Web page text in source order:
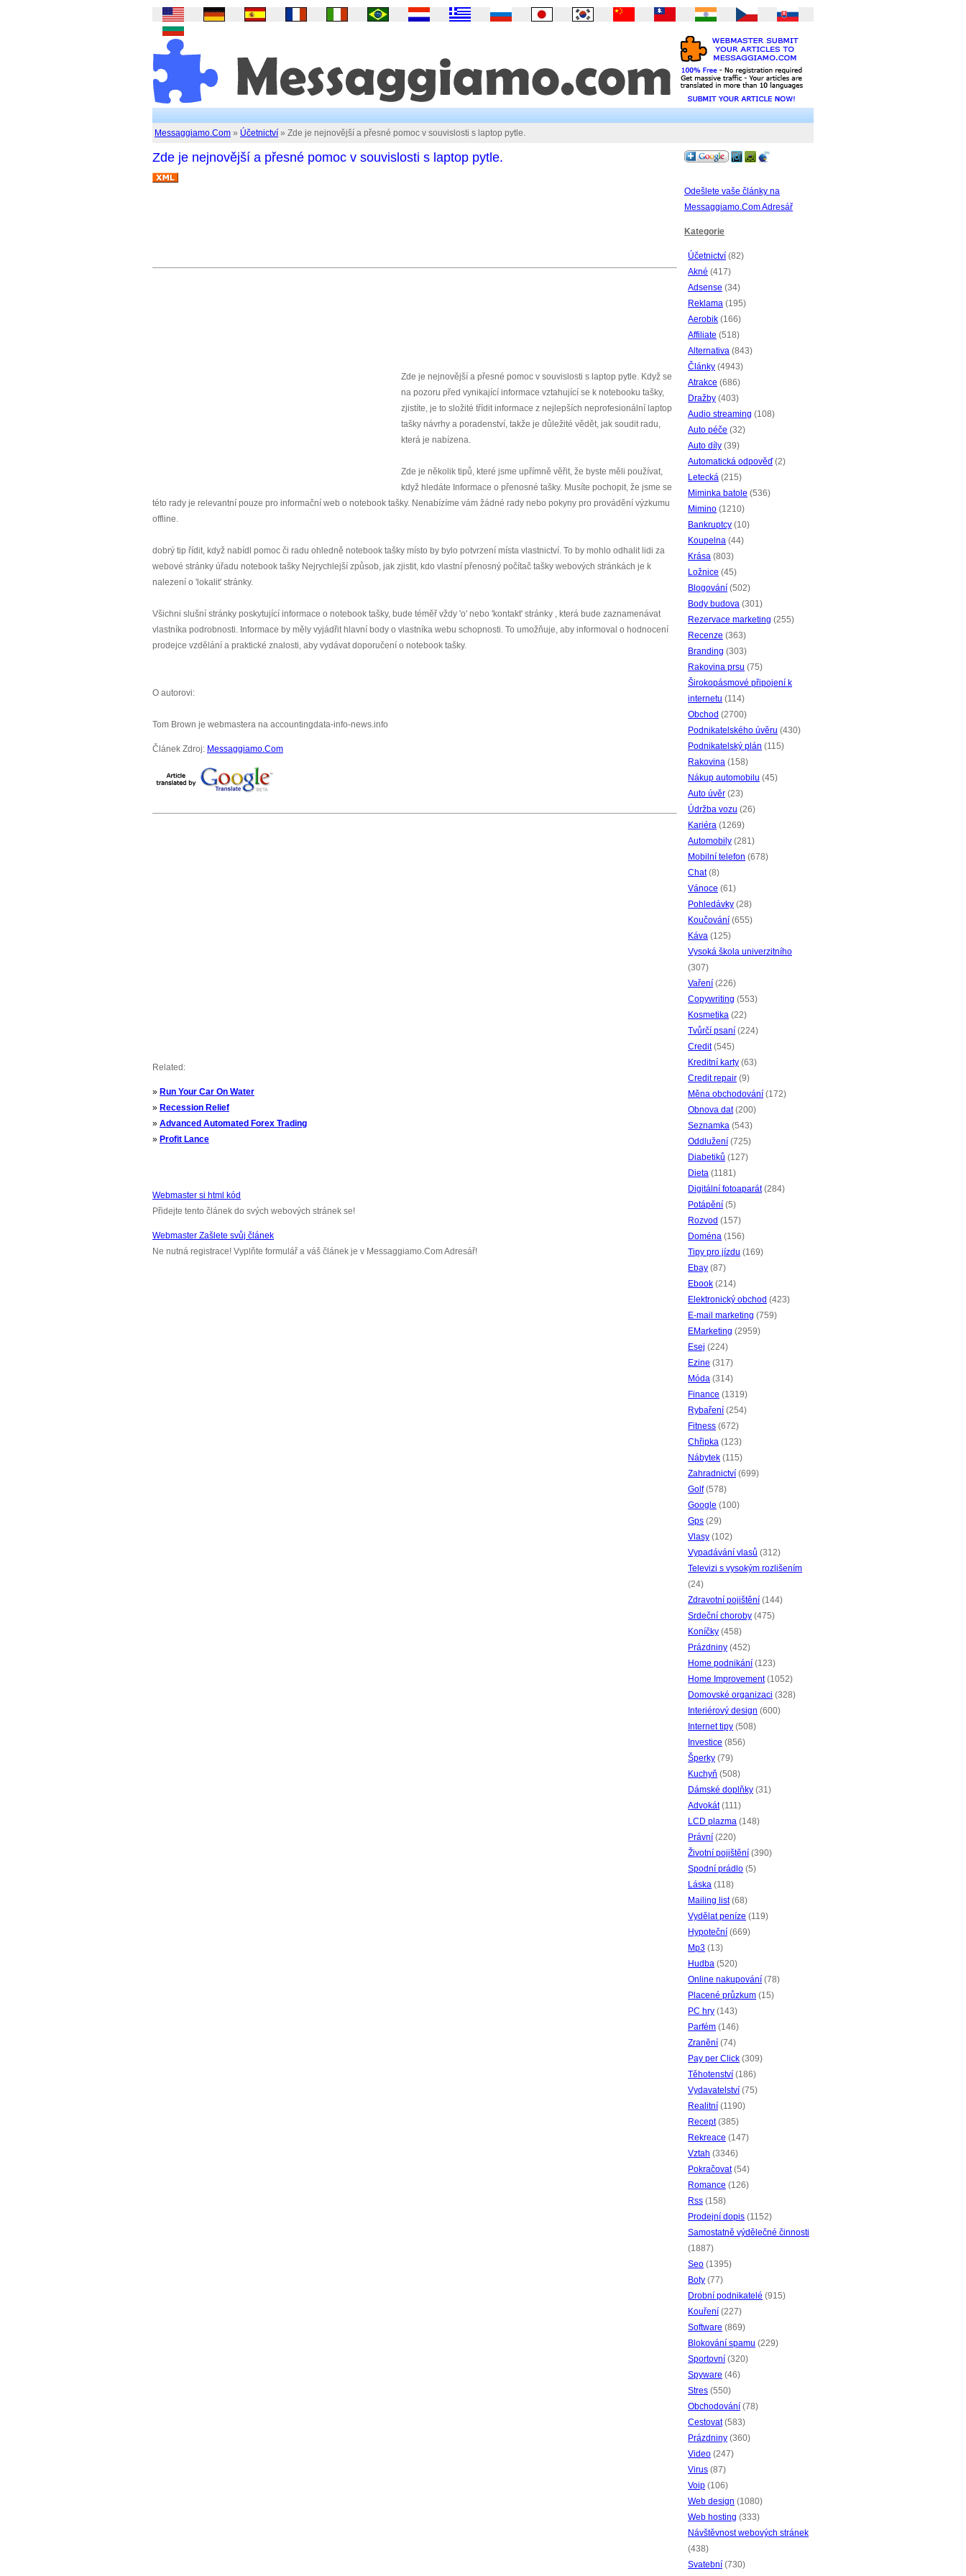
Messaggiamo.Com » Účetnictví » Zde je nejnovější a přesné pomoc v souvislosti s laptop pytle.
Zde je nejnovější a přesné pomoc v souvislosti s laptop pytle.
Zde je nejnovější a přesné pomoc v souvislosti s laptop pytle. Když se
na pozoru před vynikající informace vztahující se k notebooku tašky,
zjistíte, je to složité třídit informace z nejlepších neprofesionální laptop
tašky návrhy a poradenství, takže je důležité vědět, jak soudit radu,
která je nabízena.
Zde je několik tipů, které jsme upřímně věřit, že byste měli používat,
když hledáte Informace o přenosné tašky. Musíte pochopit, že jsme se
této rady je relevantní pouze pro informační web o notebook tašky. Nenabízíme vám žádné rady nebo pokyny pro provádění výzkumu
offline.
dobrý tip řídit, když nabídl pomoc či radu ohledně notebook tašky místo by bylo potvrzení místa vlastnictví. To by mohlo odhalit lidi za
webové stránky úřadu notebook tašky Nejrychlejší způsob, jak zjistit, kdo vlastní přenosný počítač tašky webových stránkách je k
nalezení o 'lokalit' stránky.
Všichni slušní stránky poskytující informace o notebook tašky, bude téměř vždy 'o' nebo 'kontakt' stránky , která bude zaznamenávat
vlastníka podrobnosti. Informace by měly vyjádřit hlavní body o vlastníka webu schopnosti. To umožňuje, aby informoval o hodnocení
prodejce vzdělání a praktické znalosti, aby vydávat doporučení o notebook tašky.
O autorovi:
Tom Brown je webmastera na accountingdata-info-news.info
Článek Zdroj: Messaggiamo.Com
Related:
» Run Your Car On Water
» Recession Relief
» Advanced Automated Forex Trading
» Profit Lance
Webmaster si html kód
Přidejte tento článek do svých webových stránek se!
Webmaster Zašlete svůj článek
Ne nutná registrace! Vyplňte formulář a váš článek je v Messaggiamo.Com Adresář!
Odešlete vaše články na
Messaggiamo.Com Adresář
Kategorie
Účetnictví (82)
Akné (417)
Adsense (34)
Reklama (195)
Aerobik (166)
Affiliate (518)
Alternativa (843)
Články (4943)
Atrakce (686)
Dražby (403)
Audio streaming (108)
Auto péče (32)
Auto díly (39)
Automatická odpověď(2)
Letecká (215)
Miminka batole (536)
Mimino (1210)
Bankruptcy (10)
Koupelna (44)
Krása (803)
Ložnice (45)
Blogování (502)
Body budova (301)
Rezervace marketing (255)
Recenze (363)
Branding (303)
Rakovina prsu (75)
Širokopásmové připojení k
internetu (114)
Obchod (2700)
Podnikatelského úvěru (430)
Podnikatelský plán (115)
Rakovina (158)
Nákup automobilu (45)
Auto úvěr (23)
Údržba vozu (26)
Kariéra (1269)
Automobily (281)
Mobilní telefon (678)
Chat(8)
Vánoce (61)
Pohledávky (28)
Koučování (655)
Káva (125)
Vysoká škola univerzitního
(307)
Vaření (226)
Copywriting (553)
Kosmetika (22)
Tvůrčí psaní (224)
Credit(545)
Kreditní karty (63)
Credit repair (9)
Měna obchodování (172)
Obnova dat(200)
Seznamka (543)
Oddlužení (725)
Diabetiků (127)
Dieta (1181)
Digitální fotoaparát(284)
Potápění (5)
Rozvod (157)
Doména (156)
Tipy pro jízdu (169)
Ebay (87)
Ebook (214)
Elektronický obchod (423)
E-mail marketing (759)
EMarketing (2959)
Esej (224)
Ezine (317)
Móda (314)
Finance (1319)
Rybaření (254)
Fitness (672)
Chřipka (123)
Nábytek (115)
Zahradnictví (699)
Golf(578)
Google (100)
Gps (29)
Vlasy (102)
Vypadávání vlasů (312)
Televizi s vysokým rozlišením
(24)
Zdravotní pojištění (144)
Srdeční choroby (475)
Koníčky (458)
Prázdniny (452)
Home podnikání (123)
Home Improvement(1052)
Domovské organizaci (328)
Interiérový design (600)
Internet tipy (508)
Investice (856)
Šperky (79)
Kuchyň (508)
Dámské doplňky (31)
Advokát(111)
LCD plazma (148)
Právní (220)
Životní pojištění (390)
Spodní prádlo (5)
Láska (118)
Mailing list(68)
Vydělat peníze (119)
Hypoteční (669)
Mp3 (13)
Hudba (520)
Online nakupování (78)
Placené průzkum (15)
PC hry (143)
Parfém (146)
Zranění (74)
Pay per Click (309)
Těhotenství (186)
Vydavatelství (75)
Realitní (1190)
Recept(385)
Rekreace (147)
Vztah (3346)
Pokračovat(54)
Romance (126)
Rss (158)
Prodejní dopis (1152)
Samostatně výdělečné činnosti
(1887)
Seo (1395)
Boty (77)
Drobní podnikatelé (915)
Kouření (227)
Software (869)
Blokování spamu (229)
Sportovní (320)
Spyware (46)
Stres (550)
Obchodování (78)
Cestovat(583)
Prázdniny (360)
Video (247)
Virus (87)
Voip (106)
Web design (1080)
Web hosting (333)
Návštěvnost webových stránek
(438)
Svatební (730)